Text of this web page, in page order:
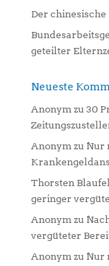
Der chinesische
geteilter
Neueste
Anonymzu 30
Anonymzu Nur
Thorsten
geringer
Anonymzu
vergüteter
Anonymzu Nur